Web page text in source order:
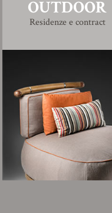
OUTDOOR
Residenze e contract